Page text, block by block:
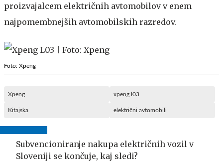
proizvajalcem električnih avtomobilov v enem
najpomembnejših avtomobilskih razredov.
Foto: Xpeng
Xpeng xpeng l03
Kitajska električni avtomobili
Subvencioniranje nakupa električnih vozil v
Sloveniji se končuje, kaj sledi?